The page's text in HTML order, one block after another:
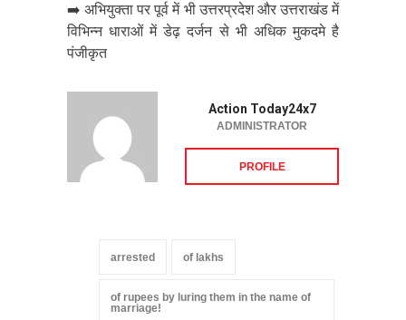
➡️ अभियुक्ता पर पूर्व में भी उत्तरप्रदेश और उत्तराखंड में
विभिन्न धाराओं में डेढ़ दर्जन से भी अधिक मुकदमे है
पंजीकृत
Action Today24x7
ADMINISTRATOR
PROFILE
arrested of lakhs
of rupees by luring them in the name of
marriage!